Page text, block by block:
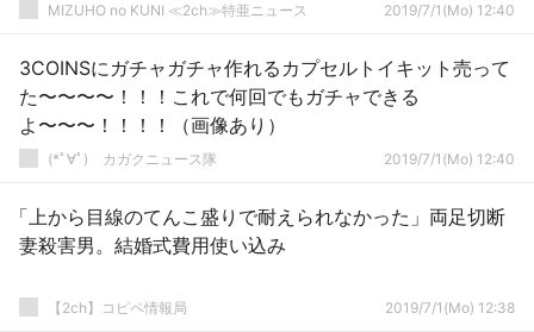
MIZUHO no KUNI ≪2ch≫特亜ニュース 2019/7/1(Mo) 12:40
3COINSにガチャガチャ作れるカプセルトイキット売って
た〜〜〜〜！！！これで何回でもガチャできる
よ〜〜〜！！！！（画像あり）
(*ﾟ∀ﾟ)ゞカガクニュース隊 2019/7/1(Mo) 12:40
「上から目線のてんこ盛りで耐えられなかった」両足切断
妻殺害男。結婚式費用使い込み
【2ch】コピペ情報局 2019/7/1(Mo) 12:38